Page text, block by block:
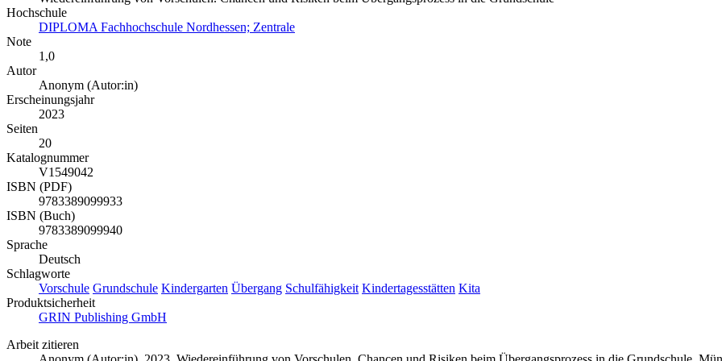
Hochschule
DIPLOMA Fachhochschule Nordhessen; Zentrale
Note
1,0
Autor
Anonym (Autor:in)
Erscheinungsjahr
2023
Seiten
20
Katalognummer
V1549042
ISBN (PDF)
9783389099933
ISBN (Buch)
9783389099940
Sprache
Deutsch
Schlagworte
Vorschule Grundschule Kindergarten Übergang Schulfähigkeit Kindertagesstätten Kita
Produktsicherheit
GRIN Publishing GmbH
Arbeit zitieren